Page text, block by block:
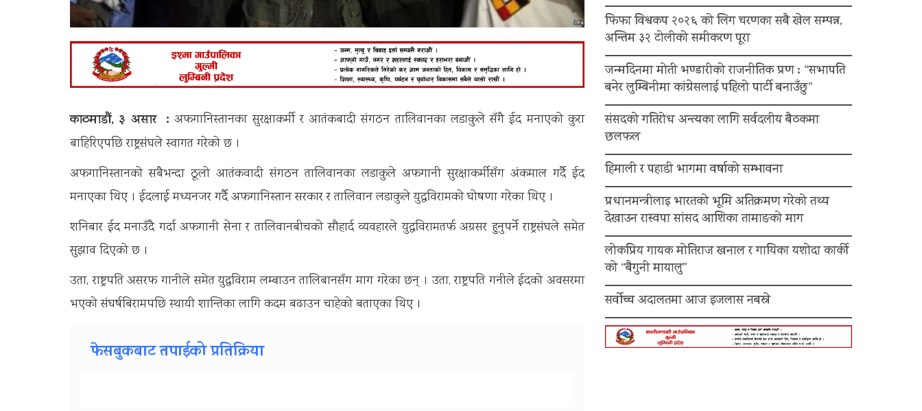
काठमाडौं, ३ असार : अफगानिस्तानका सुरक्षाकर्मी र आतंकबादी संगठन तालिवानका लडाकुले सँगै ईद मनाएको कुरा
बाहिरिएपछि राष्ट्रसंघले स्वागत गरेको छ ।
अफगानिस्तानको सबैभन्दा ठूलो आतंकवादी संगठन तालिवानका लडाकुले अफगानी सुरक्षाकर्मीसँग अंकमाल गर्दै ईद
मनाएका थिए । ईदलाई मध्यनजर गर्दै अफगानिस्तान सरकार र तालिवान लडाकुले युद्धविरामको घोषणा गरेका थिए ।
शनिबार ईद मनाउँदै गर्दा अफगानी सेना र तालिवानबीचको सौहार्द व्यवहारले युद्धविरामतर्फ अग्रसर हुनुपर्ने राष्ट्रसंघले समेत
सुझाव दिएको छ ।
उता, राष्ट्रपति असरफ गानीले समेत युद्धविराम लम्बाउन तालिबानसँग माग गरेका छन् । उता, राष्ट्रपति गनीले ईदको अवसरमा
भएको संघर्षबिरामपछि स्थायी शान्तिका लागि कदम बढाउन चाहेको बताएका थिए ।
फेसबुकबाट तपाईको प्रतिक्रिया
फिफा विश्वकप २०२६ को लिग चरणका सबै खेल सम्पन्न,
अन्तिम ३२ टोलीको समीकरण पूरा
जन्मदिनमा मोती भण्डारीको राजनीतिक प्रण : “सभापति
बनेर लुम्बिनीमा कांग्रेसलाई पहिलो पार्टी बनाउँछु”
संसदको गतिरोध अन्त्यका लागि सर्वदलीय बैठकमा
छलफल
हिमाली र पहाडी भागमा वर्षाको सम्भावना
प्रधानमन्त्रीलाइ भारतको भूमि अतिक्रमण गरेको तथ्य
देखाउन रास्वपा सांसद आशिका तामाङको माग
लोकप्रिय गायक मोतिराज खनाल र गायिका यशोदा कार्की
को “बैगुनी मायालु”
सर्वोच्च अदालतमा आज इजलास नबस्ने